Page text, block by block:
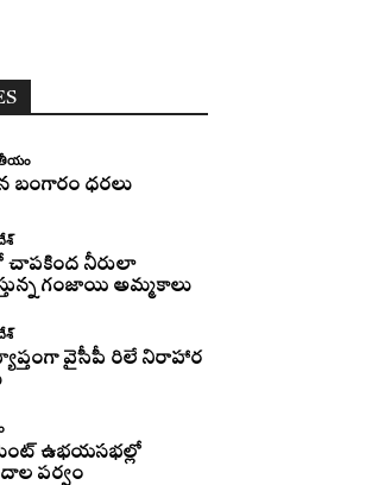
బంగారం ధరలు
చాపకింద నీరులా
గంజాయి అమ్మకాలు
వైసీపీ రిలే నిరాహార
ఉభయసభల్లో
పర్వం